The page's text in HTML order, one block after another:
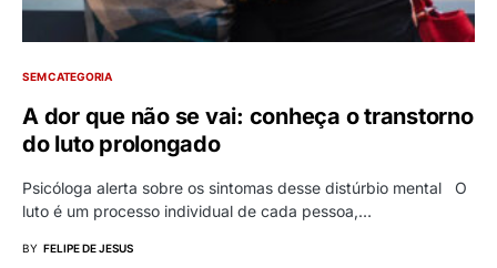
SEM CATEGORIA
A dor que não se vai: conheça o transtorno
do luto prolongado
Psicóloga alerta sobre os sintomas desse distúrbio mental O
luto é um processo individual de cada pessoa,…
BY FELIPE DE JESUS